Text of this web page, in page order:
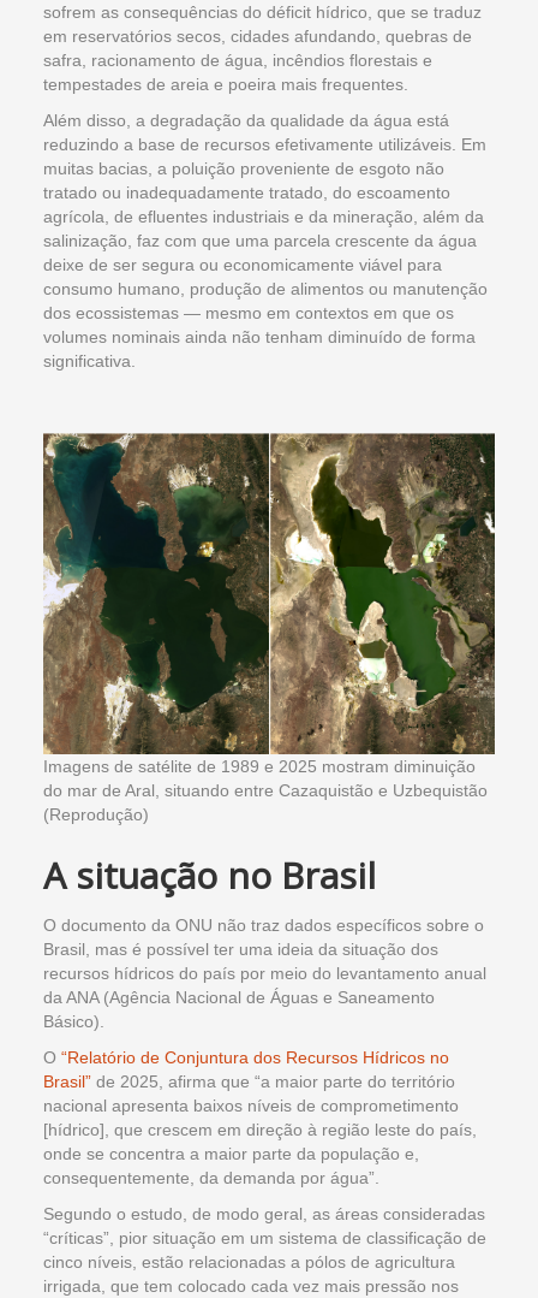
sofrem as consequências do déficit hídrico, que se traduz
em reservatórios secos, cidades afundando, quebras de
safra, racionamento de água, incêndios florestais e
tempestades de areia e poeira mais frequentes.
Além disso, a degradação da qualidade da água está
reduzindo a base de recursos efetivamente utilizáveis. Em
muitas bacias, a poluição proveniente de esgoto não
tratado ou inadequadamente tratado, do escoamento
agrícola, de efluentes industriais e da mineração, além da
salinização, faz com que uma parcela crescente da água
deixe de ser segura ou economicamente viável para
consumo humano, produção de alimentos ou manutenção
dos ecossistemas — mesmo em contextos em que os
volumes nominais ainda não tenham diminuído de forma
significativa.
Imagens de satélite de 1989 e 2025 mostram diminuição
do mar de Aral, situando entre Cazaquistão e Uzbequistão
(Reprodução)
A situação no Brasil
O documento da ONU não traz dados específicos sobre o
Brasil, mas é possível ter uma ideia da situação dos
recursos hídricos do país por meio do levantamento anual
da ANA (Agência Nacional de Águas e Saneamento
Básico).
O “Relatório de Conjuntura dos Recursos Hídricos no
Brasil” de 2025, afirma que “a maior parte do território
nacional apresenta baixos níveis de comprometimento
[hídrico], que crescem em direção à região leste do país,
onde se concentra a maior parte da população e,
consequentemente, da demanda por água”.
Segundo o estudo, de modo geral, as áreas consideradas
“críticas”, pior situação em um sistema de classificação de
cinco níveis, estão relacionadas a pólos de agricultura
irrigada, que tem colocado cada vez mais pressão nos